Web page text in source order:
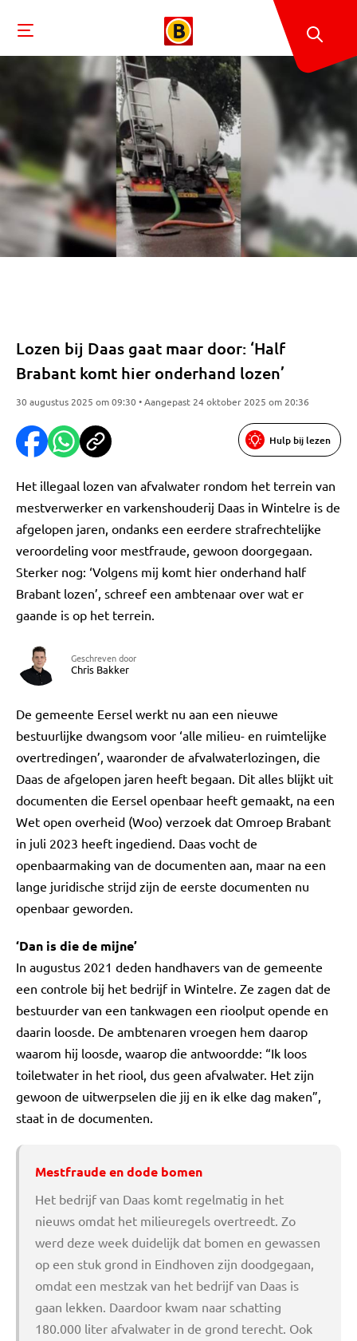
Lozen bij Daas gaat maar door: ‘Half
Brabant komt hier onderhand lozen’
30 augustus 2025 om 09:30 • Aangepast 24 oktober 2025 om 20:36
Hulp bij lezen
Het illegaal lozen van afvalwater rondom het terrein van
mestverwerker en varkenshouderij Daas in Wintelre is de
afgelopen jaren, ondanks een eerdere strafrechtelijke
veroordeling voor mestfraude, gewoon doorgegaan.
Sterker nog: ‘Volgens mij komt hier onderhand half
Brabant lozen’, schreef een ambtenaar over wat er
gaande is op het terrein.
Geschreven door
Chris Bakker
De gemeente Eersel werkt nu aan een nieuwe
bestuurlijke dwangsom voor ‘alle milieu- en ruimtelijke
overtredingen’, waaronder de afvalwaterlozingen, die
Daas de afgelopen jaren heeft begaan. Dit alles blijkt uit
documenten die Eersel openbaar heeft gemaakt, na een
Wet open overheid (Woo) verzoek dat Omroep Brabant
in juli 2023 heeft ingediend. Daas vocht de
openbaarmaking van de documenten aan, maar na een
lange juridische strijd zijn de eerste documenten nu
openbaar geworden.
‘Dan is die de mijne’
In augustus 2021 deden handhavers van de gemeente
een controle bij het bedrijf in Wintelre. Ze zagen dat de
bestuurder van een tankwagen een rioolput opende en
daarin loosde. De ambtenaren vroegen hem daarop
waarom hij loosde, waarop die antwoordde: “Ik loos
toiletwater in het riool, dus geen afvalwater. Het zijn
gewoon de uitwerpselen die jij en ik elke dag maken”,
staat in de documenten.
Mestfraude en dode bomen
Het bedrijf van Daas komt regelmatig in het
nieuws omdat het milieuregels overtreedt. Zo
werd deze week duidelijk dat bomen en gewassen
op een stuk grond in Eindhoven zijn doodgegaan,
omdat een mestzak van het bedrijf van Daas is
gaan lekken. Daardoor kwam naar schatting
180.000 liter afvalwater in de grond terecht. Ook